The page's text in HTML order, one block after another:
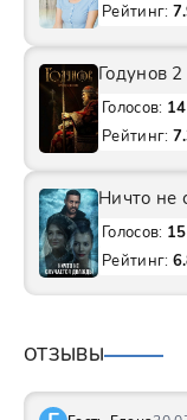
Рейтинг:
Годунов
Голосов: 14
Рейтинг:
Ничто не
Голосов: 15
Рейтинг:
ОТЗЫВЫ